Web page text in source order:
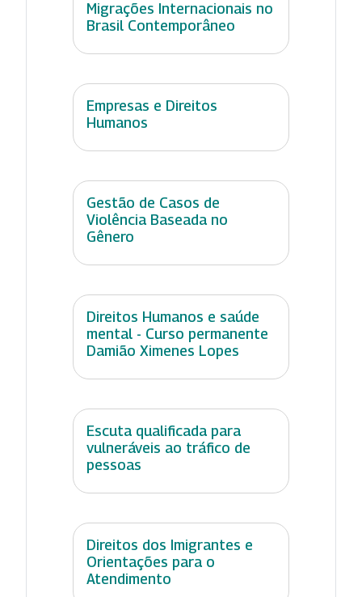
Migrações Internacionais no
Brasil Contemporâneo
Empresas e Direitos
Humanos
Gestão de Casos de
Violência Baseada no
Gênero
Direitos Humanos e saúde
mental - Curso permanente
Damião Ximenes Lopes
Escuta qualificada para
vulneráveis ao tráfico de
pessoas
Direitos dos Imigrantes e
Orientações para o
Atendimento